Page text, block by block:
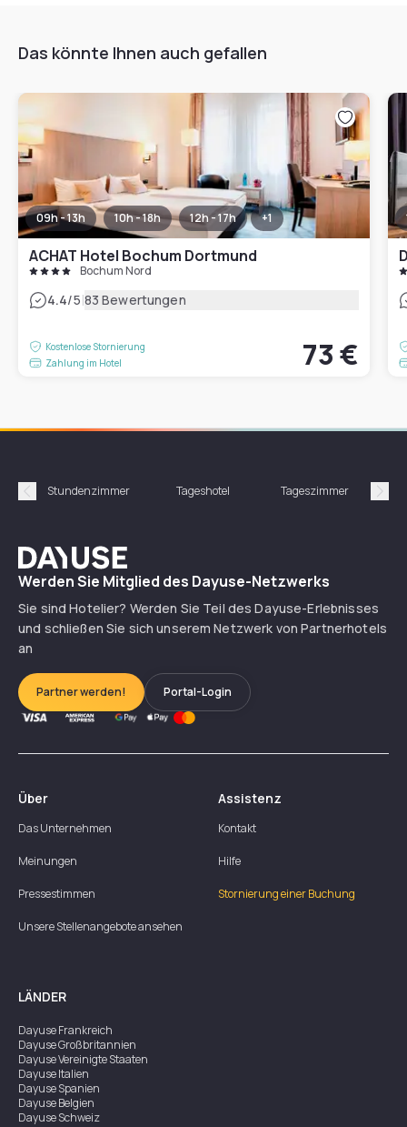
Das könnte Ihnen auch gefallen
09h - 13h 10h - 18h 12h - 17h +1
ACHAT Hotel Bochum Dortmund
Bochum Nord
4.4/5|83 Bewertungen
Kostenlose Stornierung
Zahlung im Hotel
73 €
Précédent
Stundenzimmer Tageshotel Tageszimmer
Dayuse
Werden Sie Mitglied des Dayuse-Netzwerks
Sie sind Hotelier? Werden Sie Teil des Dayuse-Erlebnisses
und schließen Sie sich unserem Netzwerk von Partnerhotels
an
Partner werden! Portal-Login
Über
Das Unternehmen
Meinungen
Pressestimmen
Unsere Stellenangebote ansehen
Assistenz
Kontakt
Hilfe
Stornierung einer Buchung
LÄNDER
DayuseFrankreich
DayuseGroßbritannien
DayuseVereinigte Staaten
DayuseItalien
DayuseSpanien
DayuseBelgien
DayuseSchweiz